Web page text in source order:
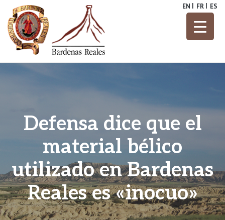
content
Bardenas
Parque Natural
EN FR ES
Defensa dice que el
material bélico
utilizado en Bardenas
Reales es «inocuo»